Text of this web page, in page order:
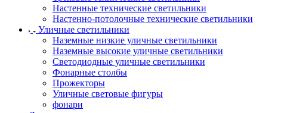
Настенные технические светильники
Настенно-потолочные технические светильники
Уличные светильники
Наземные низкие уличные светильники
Наземные высокие уличные светильники
Светодиодные уличные светильники
Фонарные столбы
Прожекторы
Уличные световые фигуры
фонари